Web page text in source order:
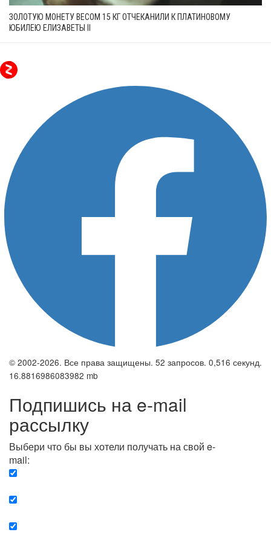
ЗОЛОТУЮ МОНЕТУ ВЕСОМ 15 КГ ОТЧЕКАНИЛИ К ПЛАТИНОВОМУ
ЮБИЛЕЮ ЕЛИЗАВЕТЫ II
© 2002-2026. Все права защищены. 52 запросов. 0,516 секунд.
16.8816986083982 mb
Подпишись на e-mail
рассылку
Выбери что бы вы хотели получать на свой e-
mail: